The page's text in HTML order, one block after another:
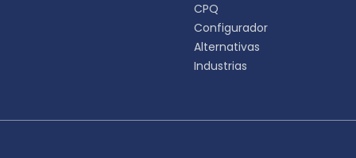
CPQ
Configurador
Alternativas
Industrias